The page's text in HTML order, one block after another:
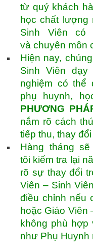
từ quý khách
học chất lượng
Sinh Viên có
và chuyên môn
Hiện nay,
Sinh Viên
nghiệm có thể
phụ huynh,
PHƯƠNG
nắm rõ cách
tiếp thu, thay
Hàng tháng
tôi kiểm tra lại
rõ sự thay đổi
Viên – Sinh
điều chỉnh nếu
hoặc Giáo Viên
không phù hợp
như Phụ Huynh